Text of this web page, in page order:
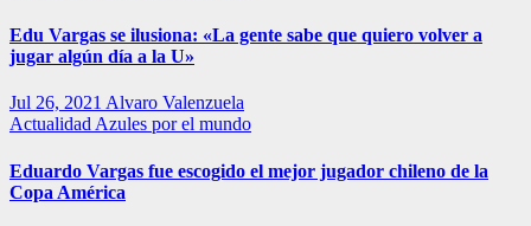
Edu Vargas se ilusiona: «La gente sabe que quiero volver a
jugar algún día a la U»
Jul 26, 2021 Alvaro Valenzuela
Actualidad Azules por el mundo
Eduardo Vargas fue escogido el mejor jugador chileno de la
Copa América